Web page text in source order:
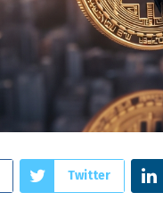
Twitter